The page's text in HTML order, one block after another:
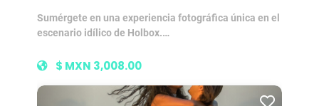
Sumérgete en una experiencia fotográfica única en el
escenario idílico de Holbox.…
$ MXN 3,008.00